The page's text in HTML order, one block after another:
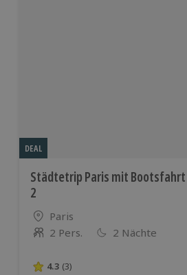
DEAL
Städtetrip Paris mit
2
Standort
Paris
Anzahl der Teilnehmer
2 Pers. 2 Nächte
4.3 (3)